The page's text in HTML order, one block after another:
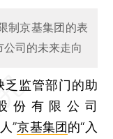
制京基集团的表
司的未来走向
乏监管部门的助
份有限公司
”京基集团的“入